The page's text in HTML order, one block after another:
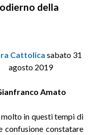
della
Cattolica sabato 31
agosto 2019
Amato
in questi tempi di
confusione constatare